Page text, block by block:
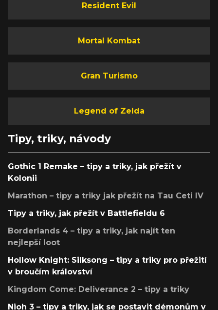
Resident Evil
Mortal Kombat
Gran Turismo
Legend of Zelda
Tipy, triky, návody
Gothic 1 Remake – tipy a triky, jak přežít v
Kolonii
Marathon – tipy a triky jak přežít na Tau Ceti IV
Tipy a triky, jak přežít v Battlefieldu 6
Borderlands 4 – tipy a triky, jak najít ten
nejlepší loot
Hollow Knight: Silksong – tipy a triky pro přežití
v broučím království
Kingdom Come: Deliverance 2 – tipy a triky
Nioh 3 – tipy a triky, jak se postavit démonům v